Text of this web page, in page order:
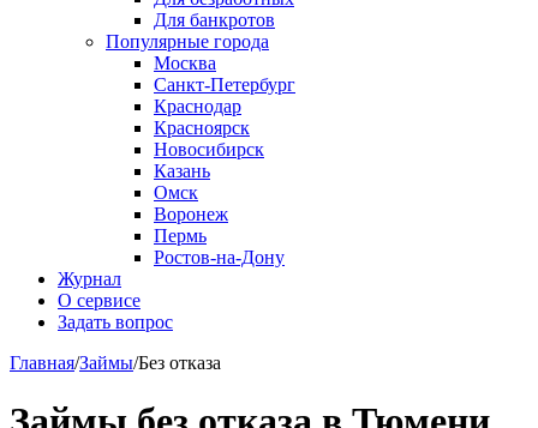
Для банкротов
Популярные города
Москва
Санкт-Петербург
Краснодар
Красноярск
Новосибирск
Казань
Омск
Воронеж
Пермь
Ростов-на-Дону
Журнал
О сервисе
Задать вопрос
Главная/Займы/Без отказа